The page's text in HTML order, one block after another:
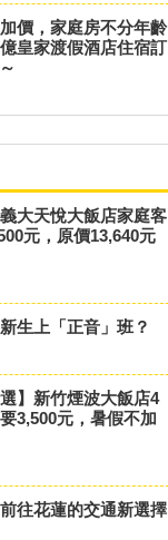
價，家庭房不分年齡
皇家渡假酒店住宿訂
大天悅大飯店家庭客
元，原價13,640元
生上「正音」班？
】新竹煙波大飯店4
3,500元，暑假不加
往花蓮的交通新選擇